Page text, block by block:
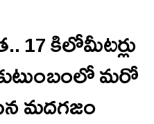
17 కిలోమీటర్లు
మరో
మదగజం